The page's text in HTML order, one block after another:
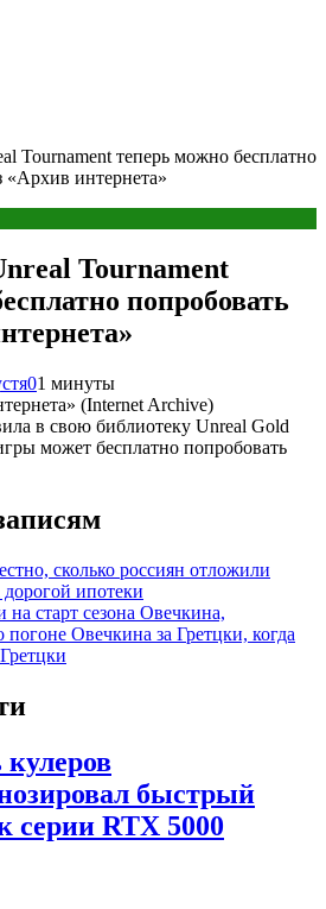
Tournament теперь можно бесплатно
«Архив интернета»
Tournament
попробовать
01 минуты
(Internet Archive)
в свою библиотеку Unreal Gold
может бесплатно попробовать
сколько россиян отложили
ипотеки
старт сезона Овечкина,
Овечкина за Гретцки, когда
быстрый
серии RTX 5000